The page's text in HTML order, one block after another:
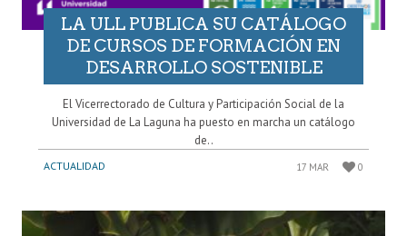
LA ULL PUBLICA SU CATÁLOGO
DE CURSOS DE FORMACIÓN EN
DESARROLLO SOSTENIBLE
El Vicerrectorado de Cultura y Participación Social de la
Universidad de La Laguna ha puesto en marcha un catálogo
de..
ACTUALIDAD 17 MAR 0